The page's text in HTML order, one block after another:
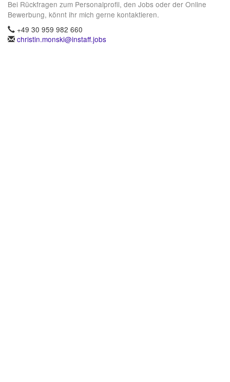
Bei Rückfragen zum Personalprofil, den Jobs oder der Online
Bewerbung, könnt ihr mich gerne kontaktieren.
+49 30 959 982 660
christin.monski@instaff.jobs